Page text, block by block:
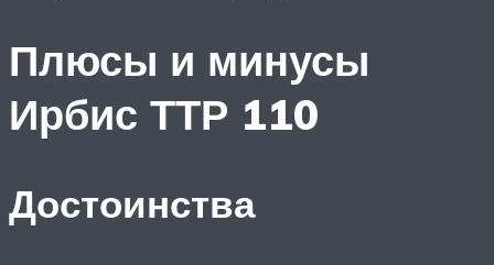
Плюсы и минусы
Ирбис ТТР 110
Достоинства